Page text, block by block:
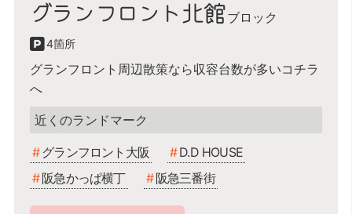
グランフロント北館
4
グランフロント周辺散策なら収容台数が多いコチラ
へ
グランフロント大阪,D.D HOUSE,阪急かっぱ横丁,阪急
グランフロント大阪
D.D HOUSE
阪急かっぱ横丁
阪急三番街